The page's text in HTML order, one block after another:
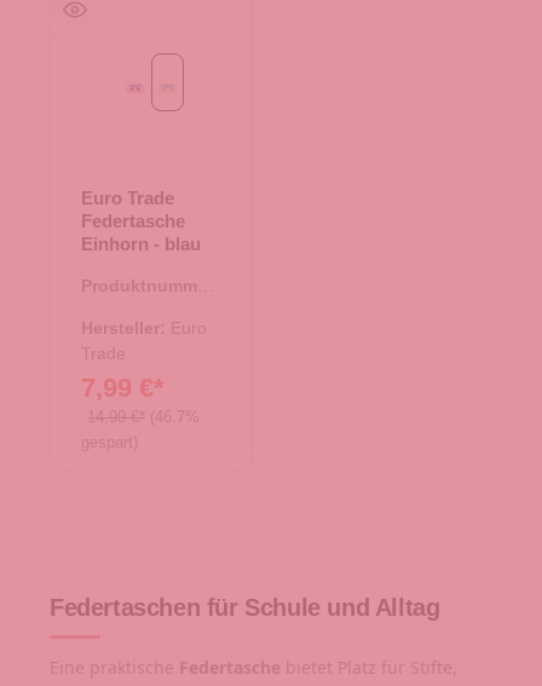
Violetblau
Euro Trade
Federtasche
Einhorn - blau
Produktnummer:
Hersteller: Euro
Trade
7,99 €*
14,99 €* (46.7%
gespart)
Federtaschen für Schule und Alltag
Eine praktische Federtasche bietet Platz für Stifte,